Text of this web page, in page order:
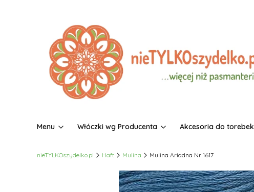
Menu Włóczki wg Producenta Akcesoria do torebek
nieTYLKOszydelko.pl Haft Mulina Mulina Ariadna Nr 1617